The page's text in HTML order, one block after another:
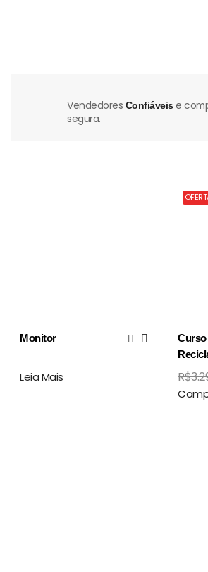
Vendedores Confiáveise
segura.
Monitor
Leia Mais
Curso
R$